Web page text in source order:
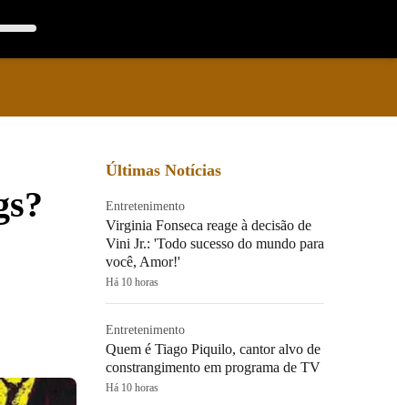
Últimas Notícias
Entretenimento
Virginia Fonseca reage à decisão de
Vini Jr.: 'Todo sucesso do mundo para
você, Amor!'
Há 10 horas
Entretenimento
Quem é Tiago Piquilo, cantor alvo de
constrangimento em programa de TV
Há 10 horas